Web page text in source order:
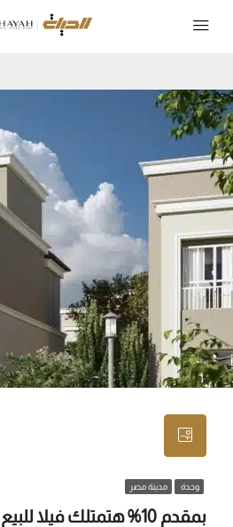
وحدة مدينة مصر
بمقدم 10% هتمتلك